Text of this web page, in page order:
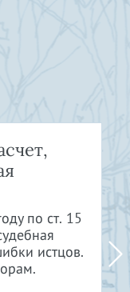
по ст. 15
истцов.